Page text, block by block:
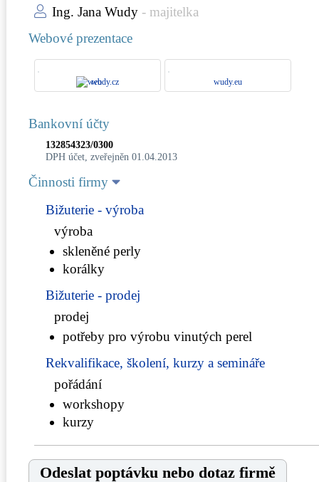
Ing. Jana Wudy - majitelka
Webové prezentace
wudy.cz wudy.eu
Bankovní účty
132854323/0300
DPH účet, zveřejněn 01.04.2013
Činnosti firmy
Bižuterie - výroba
výroba
skleněné perly
korálky
Bižuterie - prodej
prodej
potřeby pro výrobu vinutých perel
Rekvalifikace, školení, kurzy a semináře
pořádání
workshopy
kurzy
Odeslat poptávku nebo dotaz firmě